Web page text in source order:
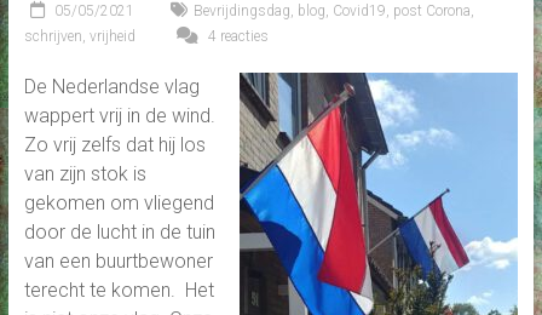
05/05/2021 Bevrijdingsdag blog Covid19 post Corona
schrijven vrijheid 4 reacties
De Nederlandse vlag
wappert vrij in de wind.
Zo vrij zelfs dat hij los
van zijn stok is
gekomen om vliegend
door de lucht in de tuin
van een buurtbewoner
terecht te komen. Het